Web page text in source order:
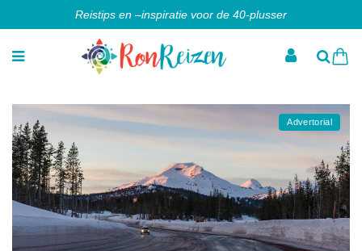
Reistips en –inspiratie voor de 40-plusser
Advertorial